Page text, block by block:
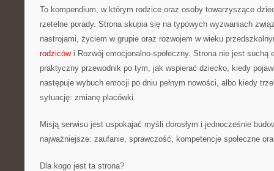
To kompendium, w którym rodzice oraz osoby towarzyszące
rzetelne porady. Strona skupia się na typowych wyzwaniach
nastrojami, życiem w grupie oraz rozwojem w wieku
rodzicówi Rozwój emocjonalno-społeczny. Strona nie jest suchą
praktyczny przewodnik po tym, jak wspierać dziecko, kiedy
następuje wybuch emocji po dniu pełnym nowości, albo kiedy
sytuację: zmianę placówki.
Misją serwisu jest uspokajać myśli dorosłym i jednocześnie
najważniejsze: zaufanie, sprawczość, kompetencje społeczne
Dla kogo jest ta strona?